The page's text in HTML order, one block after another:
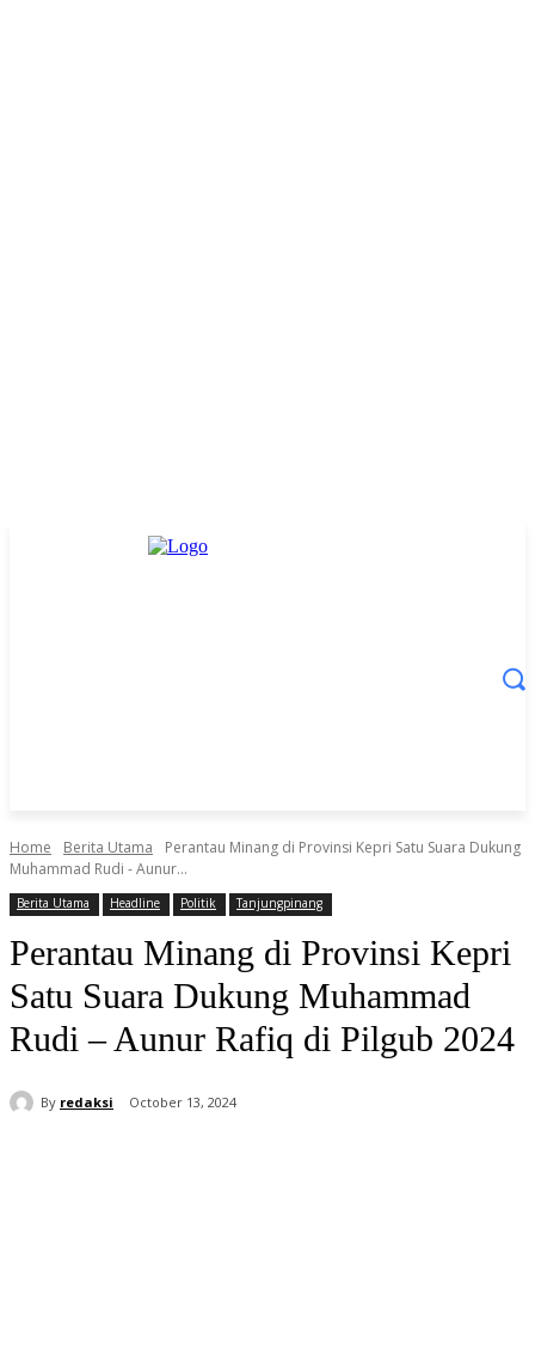
Home Berita Utama
Perantau Minang di Provinsi Kepri Satu Suara Dukung
Muhammad Rudi - Aunur...
Berita Utama Headline Politik Tanjungpinang
Perantau Minang di Provinsi Kepri
Satu Suara Dukung Muhammad
Rudi – Aunur Rafiq di Pilgub 2024
By redaksi October 13, 2024